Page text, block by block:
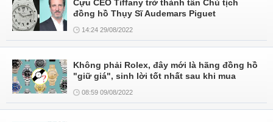
Cựu CEO Tiffany trở thành tân Chủ tịch
đồng hồ Thụy Sĩ Audemars Piguet
14:24 29/08/2022
Không phải Rolex, đây mới là hãng đồng hồ
"giữ giá", sinh lời tốt nhất sau khi mua
08:59 09/08/2022